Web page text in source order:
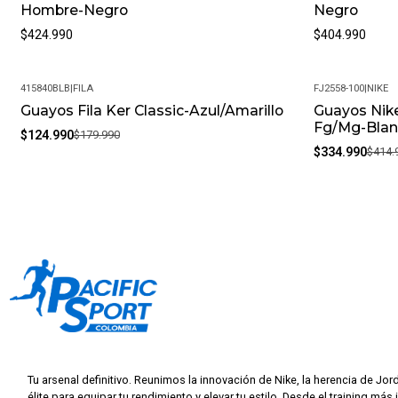
Hombre-Negro
$424.990
Negro
$404.990
-31%
415840BLB|FILA
Guayos Fila Ker Classic-Azul/Amarillo
$124.990$179.990
-19%
FJ2558-100|NIKE
Guayos
Fg/Mg-
$334.990
Tu arsenal definitivo. Reunimos la innovación de Nike, la herencia de